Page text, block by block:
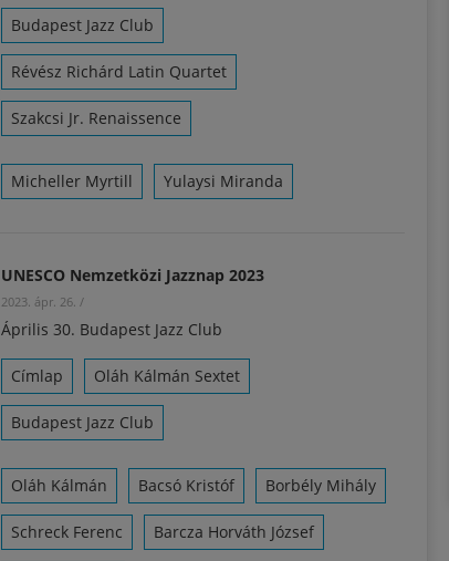
Budapest Jazz Club
Révész Richárd Latin Quartet
Szakcsi Jr. Renaissence
Micheller Myrtill Yulaysi Miranda
UNESCO Nemzetközi Jazznap 2023
2023. ápr. 26. /
Április 30. Budapest Jazz Club
Címlap Oláh Kálmán Sextet
Budapest Jazz Club
Oláh Kálmán Bacsó Kristóf Borbély Mihály
Schreck Ferenc Barcza Horváth József